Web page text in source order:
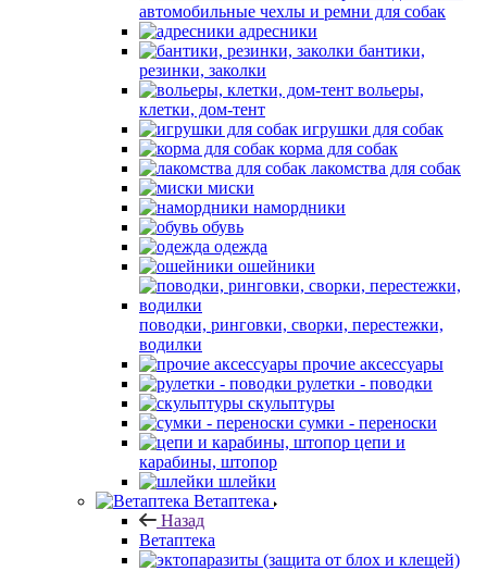
автомобильные чехлы и ремни для собак
адресники
бантики,
резинки, заколки
вольеры,
клетки, дом-тент
игрушки для собак
корма для собак
лакомства для собак
миски
намордники
обувь
одежда
ошейники
поводки, ринговки, сворки, перестежки,
водилки
прочие аксессуары
рулетки - поводки
скульптуры
сумки - переноски
цепи и
карабины, штопор
шлейки
Ветаптека
Назад
Ветаптека